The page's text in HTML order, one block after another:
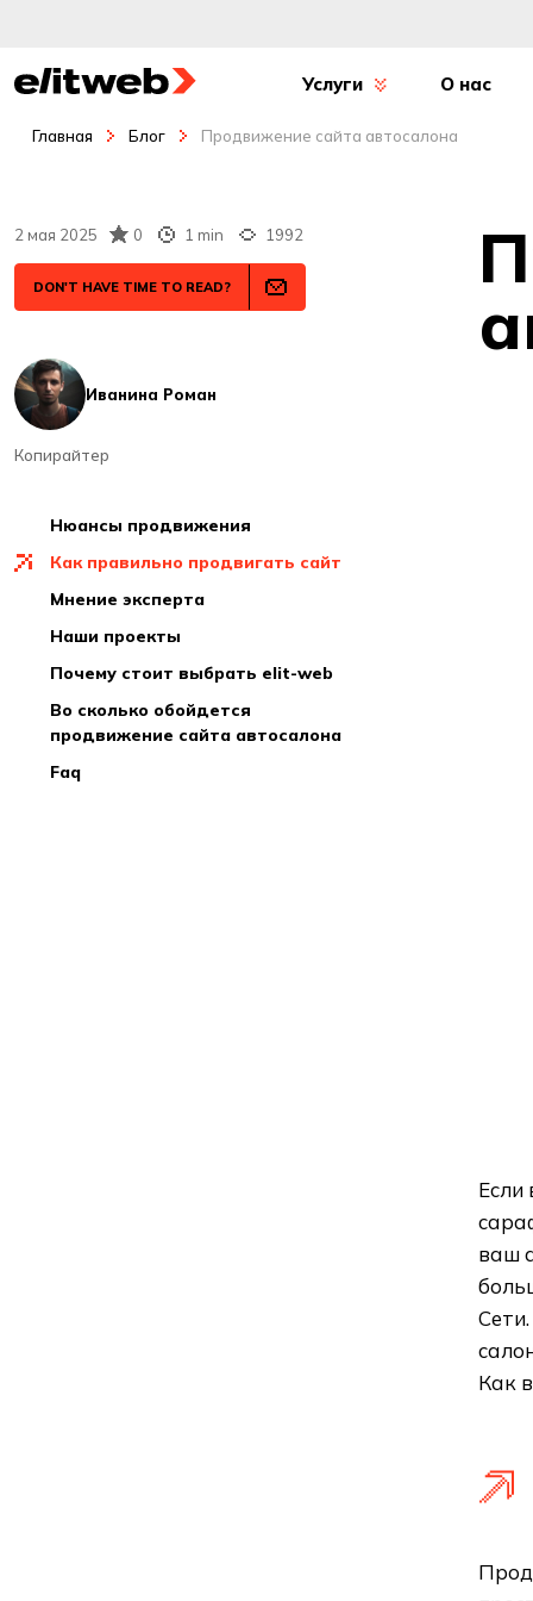
Услуги О нас
Главная Блог Продвижение сайта автосалона
2 мая 2025 0 1 min 1992
DON'T HAVE TIME TO READ?
Иванина Роман
Копирайтер
нюансы продвижения
как правильно продвигать сайт
мнение эксперта
наши проекты
почему стоит выбрать elit-web
во сколько обойдется
продвижение сайта автосалона
faq
Если
ваш
Как